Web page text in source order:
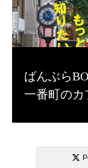
ばんぶら
一番町のカ